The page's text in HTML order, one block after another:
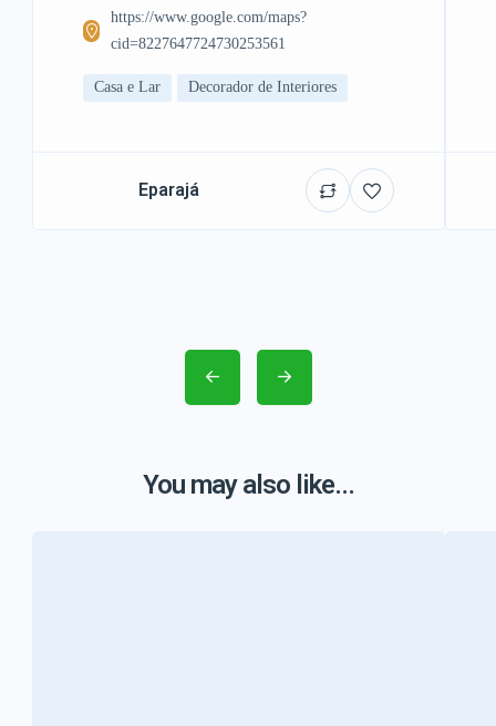
https://www.google.com/maps?
cid=8227647724730253561
Casa e Lar Decorador de Interiores
Eparajá
You may also like...